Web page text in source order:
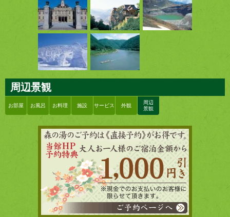
周辺景観
お部屋 お風呂 お料理 施設 サービス 外観
周辺
景観